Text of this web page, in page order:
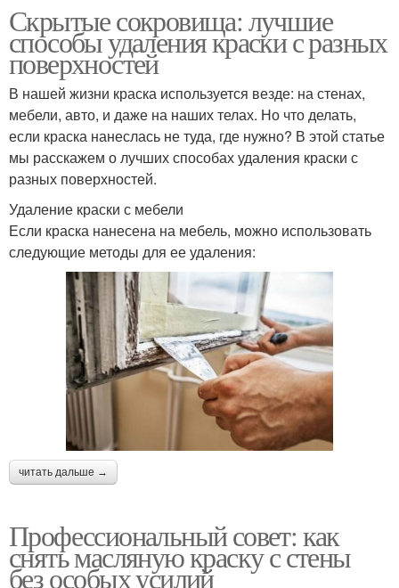
Скрытые сокровища: лучшие
способы удаления краски с разных
поверхностей
В нашей жизни краска используется везде: на стенах,
мебели, авто, и даже на наших телах. Но что делать,
если краска нанеслась не туда, где нужно? В этой статье
мы расскажем о лучших способах удаления краски с
разных поверхностей.
Удаление краски с мебели
Если краска нанесена на мебель, можно использовать
следующие методы для ее удаления:
читать дальше →
Профессиональный совет: как
снять масляную краску с стены
без особых усилий